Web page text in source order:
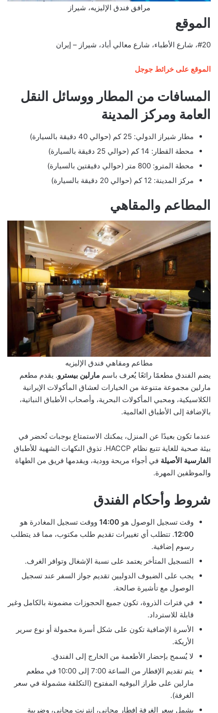
مرافق فندق الإليزيه، شيراز
الموقع
#20، شارع الأطباء، شارع معالي أباد، شيراز – إيران
الموقع على خرائط جوجل
المسافات من المطار ووسائل النقل
العامة ومركز المدينة
مطار شيراز الدولي: 25 كم (حوالي 40 دقيقة بالسيارة)
محطة القطار: 14 كم (حوالي 25 دقيقة بالسيارة)
محطة المترو: 800 متر (حوالي دقيقتين بالسيارة)
مركز المدينة: 12 كم (حوالي 20 دقيقة بالسيارة)
المطاعم والمقاهي
مطاعم ومقاهي فندق الإليزيه
يضم الفندق مطعمًا رائعًا يُعرف باسم مارلين بيسترو. يقدم مطعم
مارلين مجموعة متنوعة من الخيارات لعشاق المأكولات الإيرانية
الكلاسيكية، ومحبي المأكولات البحرية، وأصحاب الأطباق النباتية،
بالإضافة إلى الأطباق العالمية.
عندما تكون بعيدًا عن المنزل، يمكنك الاستمتاع بوجبات تُحضر في
بيئة صحية للغاية تتبع نظام HACCP. تذوق النكهات الشهية للأطباق
الفارسية الأصيلة في أجواء مريحة وودية، ويقدمها فريق من الطهاة
والموظفين المهرة.
شروط وأحكام الفندق
وقت تسجيل الوصول هو 14:00 ووقت تسجيل المغادرة هو
12:00. تتطلب أي تغييرات تقديم طلب مكتوب، مما قد يتطلب
رسوم إضافية.
التسجيل المتأخر يعتمد على نسبة الإشغال وتوافر الغرف.
يجب على الضيوف الدوليين تقديم جواز السفر عند تسجيل
الوصول مع تأشيرة صالحة.
في فترات الذروة، تكون جميع الحجوزات مضمونة بالكامل وغير
قابلة للاسترداد.
الأسرة الإضافية تكون على شكل أسرة محمولة أو نوع سرير
الأريكة.
لا يُسمح بإحضار الأطعمة من الخارج إلى الفندق.
يتم تقديم الإفطار من الساعة 7:00 إلى 10:00 في مطعم
مارلين على طراز البوفيه المفتوح (التكلفة مشمولة في سعر
الغرفة).
يشمل سعر الغرفة إفطار مجاني، إنترنت مجاني، وضريبة